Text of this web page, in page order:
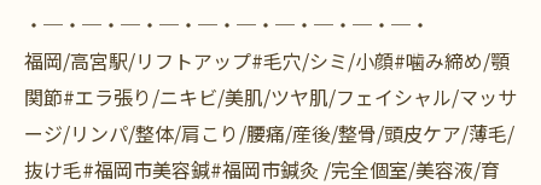
・─・─・─・─・─・─・─・─・─・─・
福岡/高宮駅/リフトアップ#毛穴/シミ/小顔#噛み締め/顎
関節#エラ張り/ニキビ/美肌/ツヤ肌/フェイシャル/マッサ
ージ/リンパ/整体/肩こり/腰痛/産後/整骨/頭皮ケア/薄毛/
抜け毛#福岡市美容鍼#福岡市鍼灸 /完全個室/美容液/育